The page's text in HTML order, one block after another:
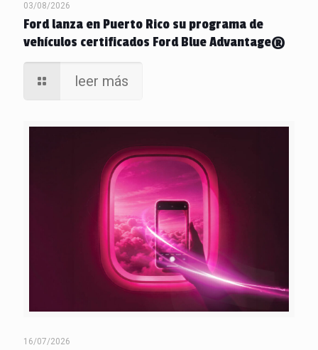
03/08/2026
Ford lanza en Puerto Rico su programa de
vehículos certificados Ford Blue Advantage®
leer más
16/07/2026